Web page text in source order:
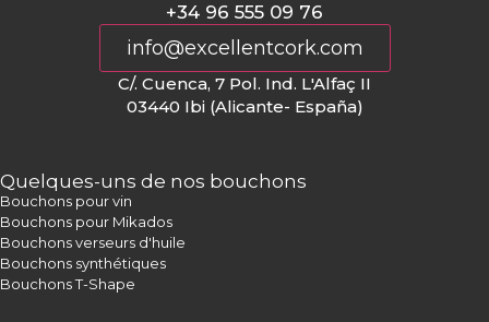
+34 96 555 09 76
info@excellentcork.com
C/. Cuenca, 7 Pol. Ind. L'Alfaç II
03440 Ibi (Alicante- España)
Quelques-uns de nos bouchons
Bouchons pour vin
Bouchons pour Mikados
Bouchons verseurs d'huile
Bouchons synthétiques
Bouchons T-Shape